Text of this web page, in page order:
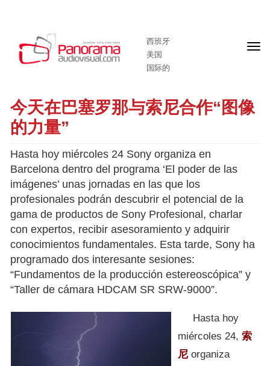
西班牙
美国
国际的
头
今天在巴塞罗那与索尼合作“图像
的力量”
Hasta hoy miércoles 24 Sony organiza en
Barcelona dentro del programa ‘El poder de las
imágenes’ unas jornadas en las que los
profesionales podrán descubrir el potencial de la
gama de productos de Sony Profesional, charlar
con expertos, recibir asesoramiento y adquirir
conocimientos fundamentales. Esta tarde, Sony ha
programado dos interesante sesiones:
“Fundamentos de la producción estereoscópica” y
“Taller de cámara HDCAM SR SRW-9000”.
Hasta hoy
miércoles 24, 索
尼 organiza